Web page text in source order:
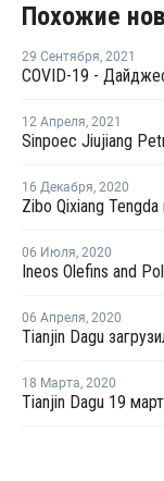
Похожие
29 Сентября, 2021
COVID-19 -
12 Апреля, 2021
16 Декабря, 2020
06 Июля, 2020
06 Апреля, 2020
18 Марта, 2020